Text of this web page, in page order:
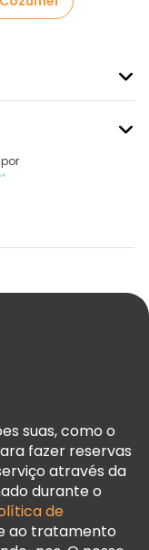
suas, como o
fazer reservas
através da
durante o
de
ao tratamento